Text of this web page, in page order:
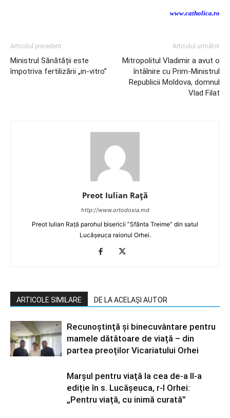
www.catholica.ro
Articolul precedent
Ministrul Sănătății este
împotriva fertilizării „in-vitro”
Articolul următor
Mitropolitul Vladimir a avut o
întâlnire cu Prim-Ministrul
Republicii Moldova, domnul
Vlad Filat
Preot Iulian Raţă
http://www.ortodoxia.md
Preot Iulian Rață parohul bisericii ”Sfânta Treime” din satul
Lucășeuca raionul Orhei.
ARTICOLE SIMILARE DE LA ACELAȘI AUTOR
Recunoștință și binecuvântare pentru
mamele dătătoare de viață – din
partea preoților Vicariatului Orhei
Marșul pentru viață la cea de-a II-a
ediție în s. Lucășeuca, r-l Orhei:
„Pentru viață, cu inimă curată”